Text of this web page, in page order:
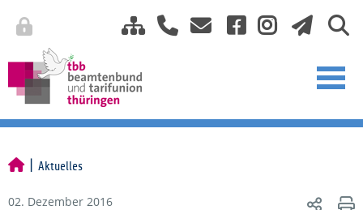
Aktuelles
02. Dezember 2016